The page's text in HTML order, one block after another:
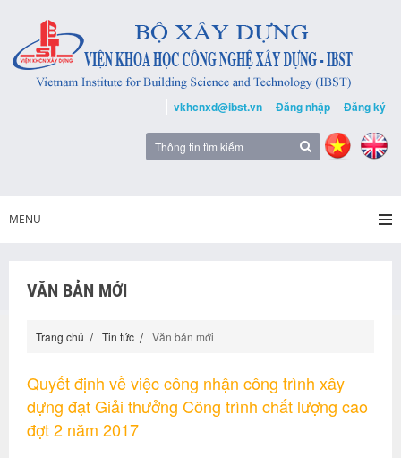
vkhcnxd@ibst.vn Đăng nhập Đăng ký
MENU
VĂN BẢN MỚI
Trang chủ Tin tức Văn bản mới
Quyết định về việc công nhận công trình xây
dựng đạt Giải thưởng Công trình chất lượng cao
đợt 2 năm 2017